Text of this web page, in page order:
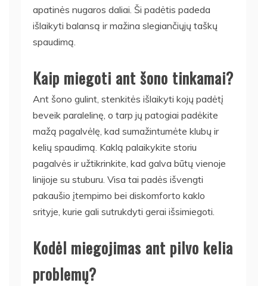
apatinės nugaros daliai. Ši padėtis padeda
išlaikyti balansą ir mažina slegiančiųjų taškų
spaudimą.
Kaip miegoti ant šono tinkamai?
Ant šono gulint, stenkitės išlaikyti kojų padėtį
beveik paralelinę, o tarp jų patogiai padėkite
mažą pagalvėlę, kad sumažintumėte klubų ir
kelių spaudimą. Kaklą palaikykite storiu
pagalvės ir užtikrinkite, kad galva būtų vienoje
linijoje su stuburu. Visa tai padės išvengti
pakaušio įtempimo bei diskomforto kaklo
srityje, kurie gali sutrukdyti gerai išsimiegoti.
Kodėl miegojimas ant pilvo kelia
problemų?